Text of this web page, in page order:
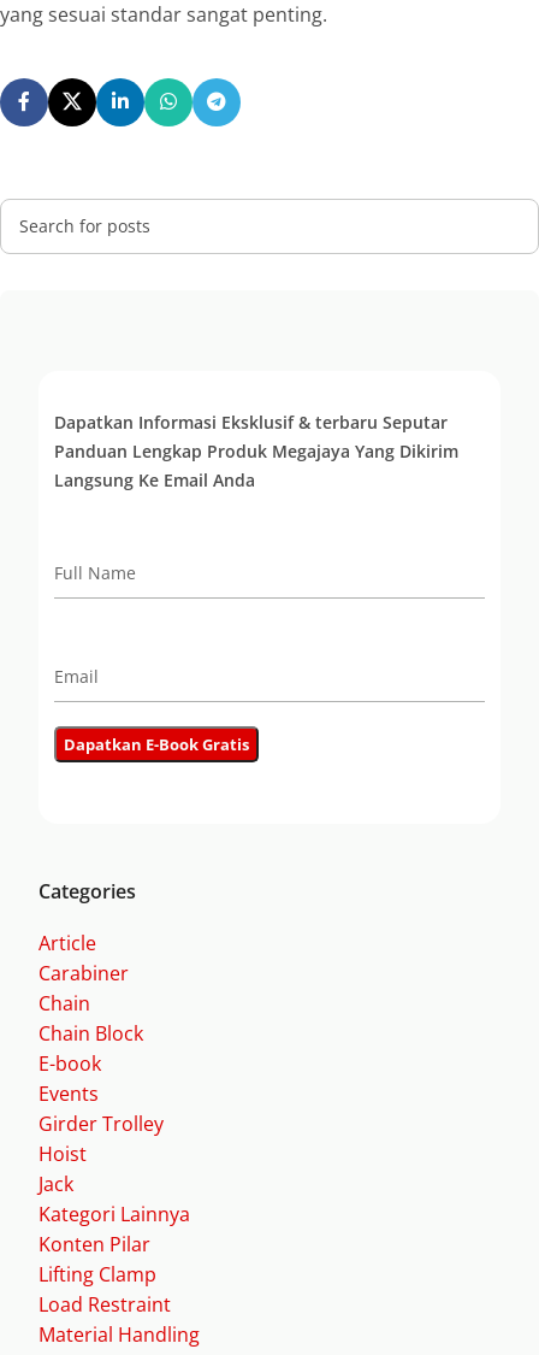
yang sesuai standar sangat penting.
Dapatkan Informasi Eksklusif & terbaru Seputar
Panduan Lengkap Produk Megajaya Yang Dikirim
Langsung Ke Email Anda
Categories
Article
Carabiner
Chain
Chain Block
E-book
Events
Girder Trolley
Hoist
Jack
Kategori Lainnya
Konten Pilar
Lifting Clamp
Load Restraint
Material Handling